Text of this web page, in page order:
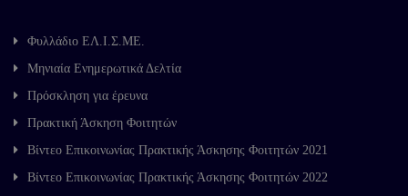
Φυλλάδιο ΕΛ.Ι.Σ.ΜΕ.
Μηνιαία Ενημερωτικά Δελτία
Πρόσκληση για έρευνα
Πρακτική Άσκηση Φοιτητών
Βίντεο Επικοινωνίας Πρακτικής Άσκησης Φοιτητών 2021
Βίντεο Επικοινωνίας Πρακτικής Άσκησης Φοιτητών 2022